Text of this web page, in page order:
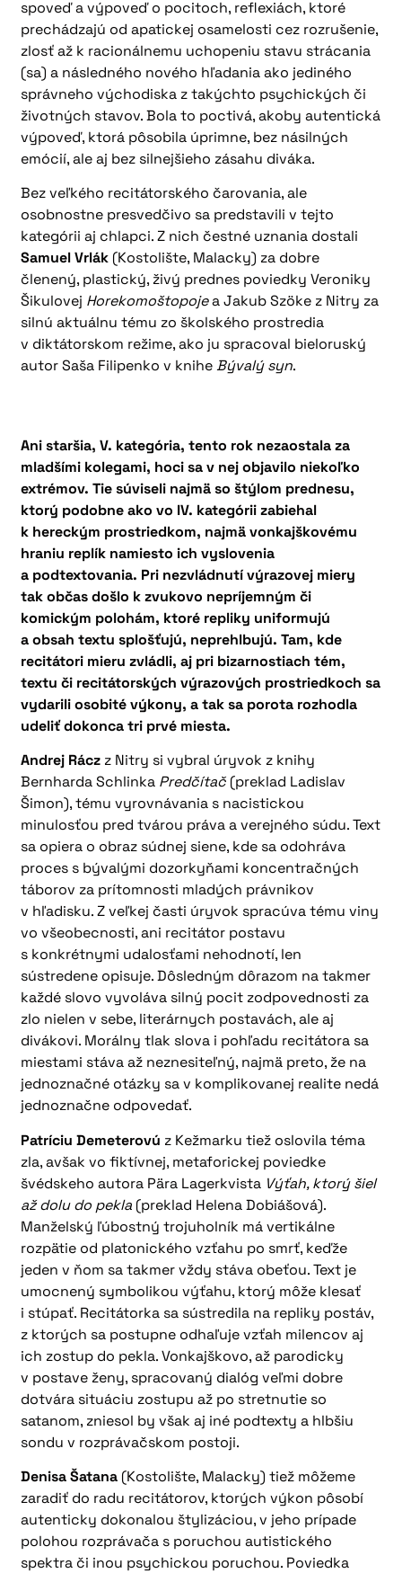
spoveď a výpoveď o pocitoch, reflexiách, ktoré
prechádzajú od apatickej osamelosti cez rozrušenie,
zlosť až k racionálnemu uchopeniu stavu strácania
(sa) a následného nového hľadania ako jediného
správneho východiska z takýchto psychických či
životných stavov. Bola to poctivá, akoby autentická
výpoveď, ktorá pôsobila úprimne, bez násilných
emócií, ale aj bez silnejšieho zásahu diváka.
Bez veľkého recitátorského čarovania, ale
osobnostne presvedčivo sa predstavili v tejto
kategórii aj chlapci. Z nich čestné uznania dostali
Samuel Vrlák (Kostolište, Malacky) za dobre
členený, plastický, živý prednes poviedky Veroniky
Šikulovej Horekomoštopojea Jakub Szöke z Nitry za
silnú aktuálnu tému zo školského prostredia
v diktátorskom režime, ako ju spracoval bieloruský
autor Saša Filipenko v kniheBývalý syn.
Ani staršia, V. kategória, tento rok nezaostala za
mladšími kolegami, hoci sa v nej objavilo niekoľko
extrémov. Tie súviseli najmä so štýlom prednesu,
ktorý podobne ako vo IV. kategórii zabiehal
k hereckým prostriedkom, najmä vonkajškovému
hraniu replík namiesto ich vyslovenia
a podtextovania. Pri nezvládnutí výrazovej miery
tak občas došlo k zvukovo nepríjemným či
komickým polohám, ktoré repliky uniformujú
a obsah textu splošťujú, neprehlbujú. Tam, kde
recitátori mieru zvládli, aj pri bizarnostiach tém,
textu či recitátorských výrazových prostriedkoch sa
vydarili osobité výkony, a tak sa porota rozhodla
udeliť dokonca tri prvé miesta.
Andrej Rácz z Nitry si vybral úryvok z knihy
Bernharda Schlinka Predčítač (preklad Ladislav
Šimon), tému vyrovnávania s nacistickou
minulosťou pred tvárou práva a verejného súdu. Text
sa opiera o obraz súdnej siene, kde sa odohráva
proces s bývalými dozorkyňami koncentračných
táborov za prítomnosti mladých právnikov
v hľadisku. Z veľkej časti úryvok spracúva tému viny
vo všeobecnosti, ani recitátor postavu
s konkrétnymi udalosťami nehodnotí, len
sústredene opisuje. Dôsledným dôrazom na takmer
každé slovo vyvoláva silný pocit zodpovednosti za
zlo nielen v sebe, literárnych postavách, ale aj
divákovi. Morálny tlak slova i pohľadu recitátora sa
miestami stáva až neznesiteľný, najmä preto, že na
jednoznačné otázky sa v komplikovanej realite nedá
jednoznačne odpovedať.
Patríciu Demeterovú z Kežmarku tiež oslovila téma
zla, avšak vo fiktívnej, metaforickej poviedke
švédskeho autora Pära Lagerkvista Výťah, ktorý šiel
až dolu do pekla (preklad Helena Dobiášová).
Manželský ľúbostný trojuholník má vertikálne
rozpätie od platonického vzťahu po smrť, keďže
jeden v ňom sa takmer vždy stáva obeťou. Text je
umocnený symbolikou výťahu, ktorý môže klesať
i stúpať. Recitátorka sa sústredila na repliky postáv,
z ktorých sa postupne odhaľuje vzťah milencov aj
ich zostup do pekla. Vonkajškovo, až parodicky
v postave ženy, spracovaný dialóg veľmi dobre
dotvára situáciu zostupu až po stretnutie so
satanom, zniesol by však aj iné podtexty a hlbšiu
sondu v rozprávačskom postoji.
Denisa Šatana (Kostolište, Malacky) tiež môžeme
zaradiť do radu recitátorov, ktorých výkon pôsobí
autenticky dokonalou štylizáciou, v jeho prípade
polohou rozprávača s poruchou autistického
spektra či inou psychickou poruchou. Poviedka